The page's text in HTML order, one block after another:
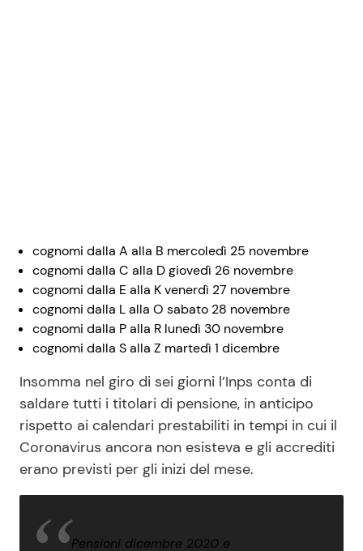
cognomi dalla A alla B mercoledì 25 novembre
cognomi dalla C alla D giovedì 26 novembre
cognomi dalla E alla K venerdì 27 novembre
cognomi dalla L alla O sabato 28 novembre
cognomi dalla P alla R lunedì 30 novembre
cognomi dalla S alla Z martedì 1 dicembre
Insomma nel giro di sei giorni l’Inps conta di
saldare tutti i titolari di pensione, in anticipo
rispetto ai calendari prestabiliti in tempi in cui il
Coronavirus ancora non esisteva e gli accrediti
erano previsti per gli inizi del mese.
Pensioni dicembre 2020 e